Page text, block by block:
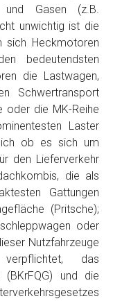
und Gasen (z.B.
unwichtig ist die
sich Heckmotoren
bedeutendsten
die Lastwagen,
Schwertransport
oder die MK-Reihe
Laster
ob es sich um
den Lieferverkehr
die als
Gattungen
(Pritsche);
oder
Nutzfahrzeuge
das
(BKrFQG) und die